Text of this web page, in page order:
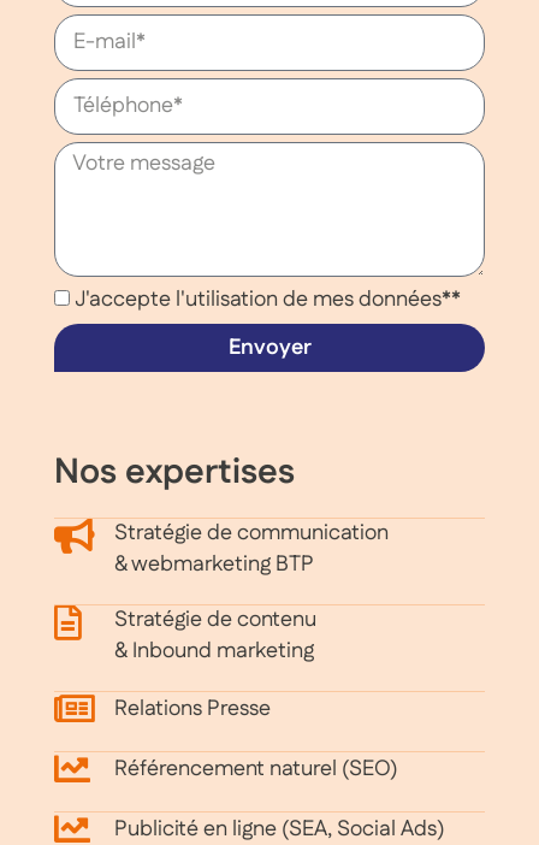
J'accepte l'utilisation de mes données**
Envoyer
Nos expertises
Stratégie de communication
& webmarketing BTP
Stratégie de contenu
& Inbound marketing
Relations Presse
Référencement naturel (SEO)
Publicité en ligne (SEA, Social Ads)